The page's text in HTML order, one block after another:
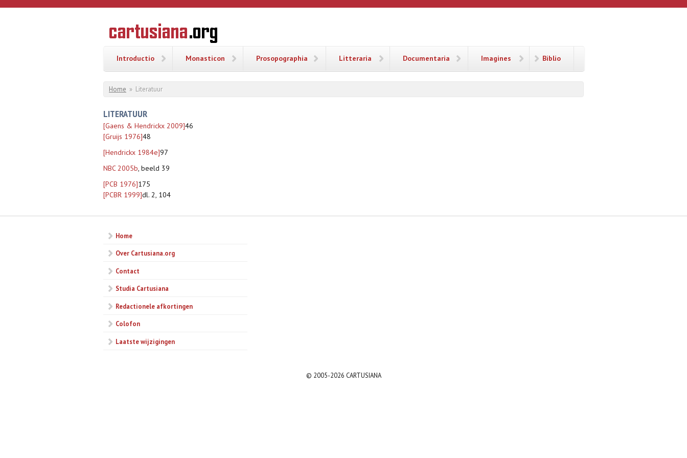
Overslaan en naar de inhoud gaan
CARTUSIANA
Geschiedenis
van de
Introductio Monasticon Prosopographia Litteraria Documentaria Imagines Biblio
U bent hier
Home » Literatuur
LITERATUUR
[Gaens & Hendrickx 2009]46
[Gruijs 1976]48
[Hendrickx 1984e]97
NBC 2005b, beeld 39
[PCB 1976]175
[PCBR 1999]dl. 2, 104
Home
Over Cartusiana.org
Contact
Studia Cartusiana
Redactionele afkortingen
Colofon
Laatste wijzigingen
© 2005-2026 CARTUSIANA